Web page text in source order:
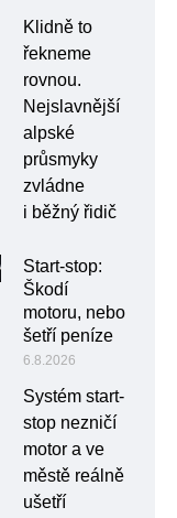
Klidně to
řekneme
rovnou.
Nejslavnější
alpské
průsmyky
zvládne
i běžný řidič
Start-stop:
Škodí
motoru, nebo
šetří peníze
6.8.2026
Systém start-
stop nezničí
motor a ve
městě reálně
ušetří